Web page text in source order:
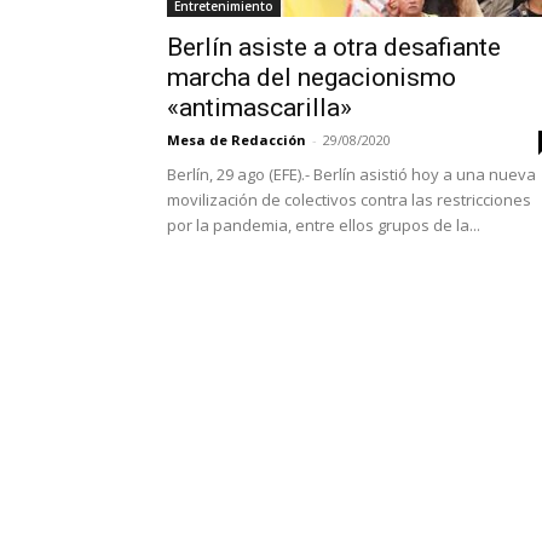
Entretenimiento
Berlín asiste a otra desafiante
marcha del negacionismo
«antimascarilla»
Mesa de Redacción - 29/08/2020
Berlín, 29 ago (EFE).- Berlín asistió hoy a una nueva
movilización de colectivos contra las restricciones
por la pandemia, entre ellos grupos de la...